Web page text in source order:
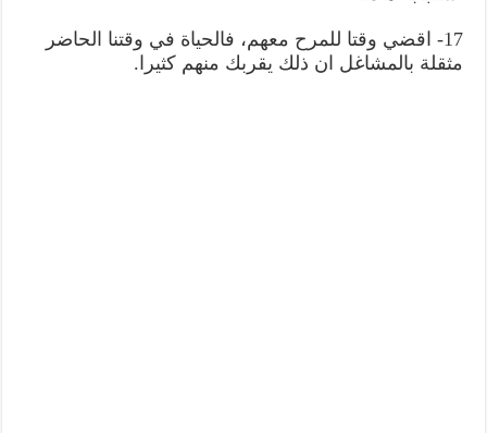
17- اقضي وقتا للمرح معهم، فالحياة في وقتنا الحاضر
مثقلة بالمشاغل ان ذلك يقربك منهم كثيرا.